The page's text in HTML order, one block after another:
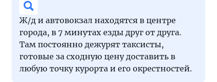
Ж/д и автовокзал находятся в центре
города, в 7 минутах езды друг от друга.
Там постоянно дежурят таксисты,
готовые за сходную цену доставить в
любую точку курорта и его окрестностей.